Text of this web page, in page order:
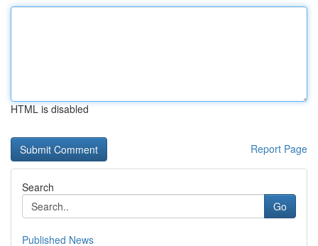
HTML is disabled
Report Page
Search
Go
Published News